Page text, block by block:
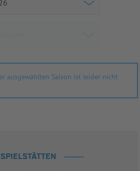
ausgewählten Saison ist leider nicht
SPIELSTÄTTEN